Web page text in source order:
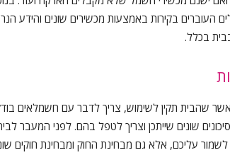
העוברים בקירות באמצעות מכשירים שונים והידע
בכלל.
שהבית תקין לשימוש, צריך לדבר עם חשמלאים
סיכונים שונים שייתכן וצריך לטפל בהם. לפני המעבר
עליכם, אלא גם מבחינת החוק ומבחינת חוקים